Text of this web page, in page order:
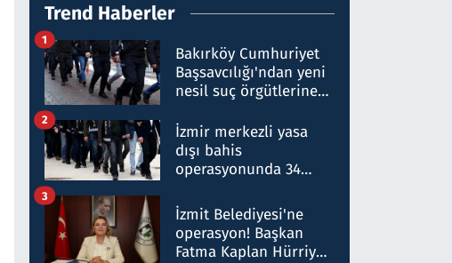
Trend Haberler
Bakırköy Cumhuriyet
Başsavcılığı'ndan yeni
nesil suç örgütlerine
hakkında gözaltı kararı
1
İzmir merkezli yasa
dışı bahis
operasyonunda 34
Milyar liralık para
trafiği tespit edildi
2
İzmit Belediyesi'ne
operasyon! Başkan
Fatma Kaplan Hürriyet
3